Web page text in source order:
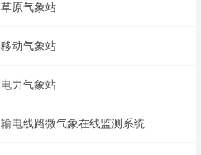
草原气象站
移动气象站
电力气象站
输电线路微气象在线监测系统